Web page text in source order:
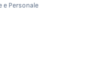
e Personale